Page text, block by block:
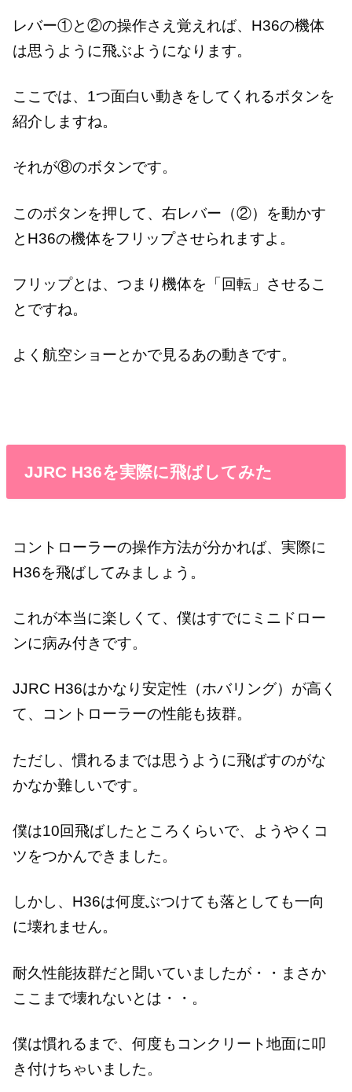
レバー①と②の操作さえ覚えれば、H36の機体
は思うように飛ぶようになります。
ここでは、1つ面白い動きをしてくれるボタンを
紹介しますね。
それが⑧のボタンです。
このボタンを押して、右レバー（②）を動かす
とH36の機体をフリップさせられますよ。
フリップとは、つまり機体を「回転」させるこ
とですね。
よく航空ショーとかで見るあの動きです。
JJRC H36を実際に飛ばしてみた
コントローラーの操作方法が分かれば、実際に
H36を飛ばしてみましょう。
これが本当に楽しくて、僕はすでにミニドロー
ンに病み付きです。
JJRC H36はかなり安定性（ホバリング）が高く
て、コントローラーの性能も抜群。
ただし、慣れるまでは思うように飛ばすのがな
かなか難しいです。
僕は10回飛ばしたところくらいで、ようやくコ
ツをつかんできました。
しかし、H36は何度ぶつけても落としても一向
に壊れません。
耐久性能抜群だと聞いていましたが・・まさか
ここまで壊れないとは・・。
僕は慣れるまで、何度もコンクリート地面に叩
き付けちゃいました。